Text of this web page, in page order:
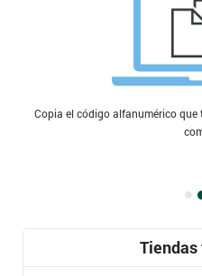
Copia el código alfanumérico que